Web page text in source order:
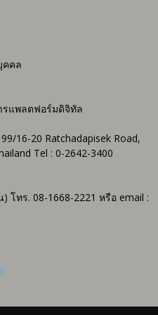
คคล
รแพลตฟอร์มดิจิทัล
16-20 Ratchadapisek Road,
Tel : 0-2642-3400
ทร. 08-1668-2221 หรือ email :